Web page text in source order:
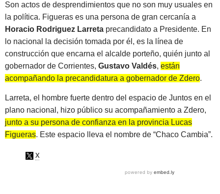
Son actos de desprendimientos que no son muy usuales en
la política. Figueras es una persona de gran cercanía a
Horacio Rodriguez Larreta precandidato a Presidente. En
lo nacional la decisión tomada por él, es la línea de
construcción que encarna el alcalde porteño, quién junto al
gobernador de Corrientes, Gustavo Valdés, están
acompañando la precandidatura a gobernador de Zdero.
Larreta, el hombre fuerte dentro del espacio de Juntos en el
plano nacional, hizo público su acompañamiento a Zdero,
junto a su persona de confianza en la provincia Lucas
Figueras. Este espacio lleva el nombre de “Chaco Cambia”.